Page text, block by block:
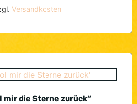
Versandkosten
mir die Sterne zurück“